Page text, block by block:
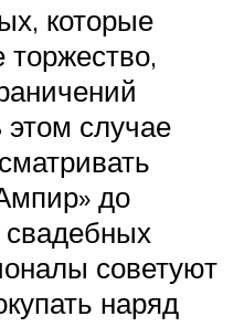
которые
случае
до
советуют
наряд